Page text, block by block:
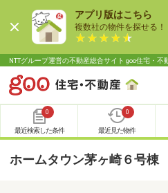
アプリ版はこちら
複数社の物件を探せる！
NTTグループ運営の不動産総合サイト goo住宅・不
0
最近検索した条件
0
最近見た物件
ホームタウン茅ヶ崎６号棟